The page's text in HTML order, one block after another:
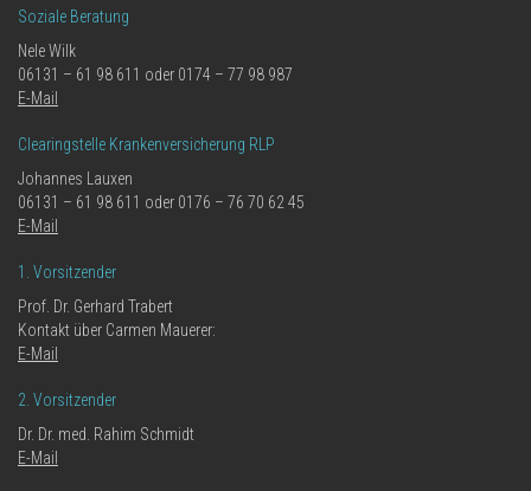
Soziale Beratung
Nele Wilk
06131 – 61 98 611 oder 0174 – 77 98 987
E-Mail
Clearingstelle Krankenversicherung RLP
Johannes Lauxen
06131 – 61 98 611 oder 0176 – 76 70 62 45
E-Mail
1. Vorsitzender
Prof. Dr. Gerhard Trabert
Kontakt über Carmen Mauerer:
E-Mail
2. Vorsitzender
Dr. Dr. med. Rahim Schmidt
E-Mail